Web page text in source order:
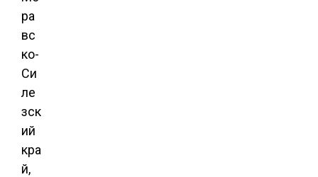
ра
вс
ко-
Си
ле
зск
ий
кра
й,